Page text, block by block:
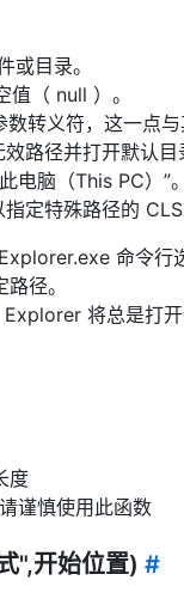
目录。
（ null ）。
转义符，这一点
效路径并打开默认
电脑（This PC）”
指定特殊路径的
命令行
径。
将总是打
度
谨慎使用此函数
",开始位置) #